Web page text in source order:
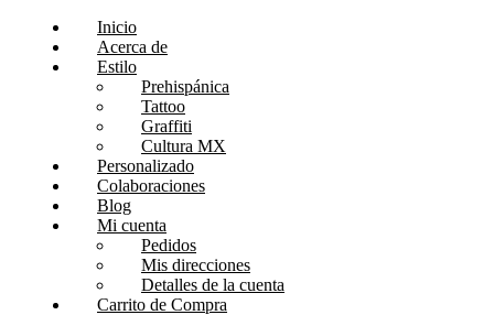
Inicio
Acerca de
Estilo
Prehispánica
Tattoo
Graffiti
Cultura MX
Personalizado
Colaboraciones
Blog
Mi cuenta
Pedidos
Mis direcciones
Detalles de la cuenta
Carrito de Compra